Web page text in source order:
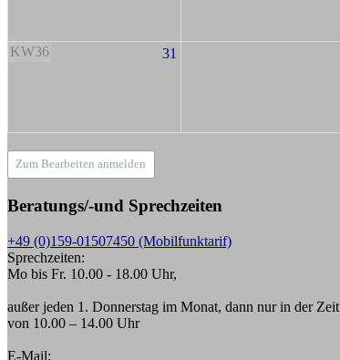
KW36 31
Zum Bearbeiten anmelden
Beratungs/-und Sprechzeiten
+49 (0)159-01507450 (Mobilfunktarif)
Sprechzeiten:
Mo bis Fr. 10.00 - 18.00 Uhr,
außer jeden 1. Donnerstag im Monat, dann nur in der Zeit
von 10.00 – 14.00 Uhr
E-Mail: